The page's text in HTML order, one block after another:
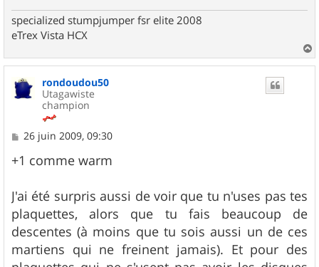
specialized stumpjumper fsr elite 2008
eTrex Vista HCX
a
rondoudou50
Utagawiste
champion
M
s
s
g
e
26 juin 2009, 09:30
+1 comme warm
J'ai été surpris aussi de voir que tu n'uses pas tes
plaquettes, alors que tu fais beaucoup de
descentes (à moins que tu sois aussi un de ces
martiens qui ne freinent jamais). Et pour des